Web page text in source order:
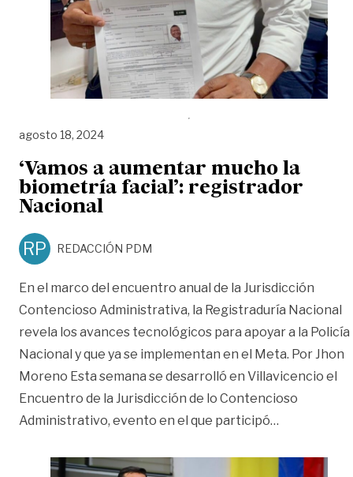
agosto 18, 2024
‘Vamos a aumentar mucho la
biometría facial’: registrador
Nacional
RP REDACCIÓN PDM
En el marco del encuentro anual de la Jurisdicción
Contencioso Administrativa, la Registraduría Nacional
revela los avances tecnológicos para apoyar a la Policía
Nacional y que ya se implementan en el Meta. Por Jhon
Moreno Esta semana se desarrolló en Villavicencio el
Encuentro de la Jurisdicción de lo Contencioso
Administrativo, evento en el que participó…